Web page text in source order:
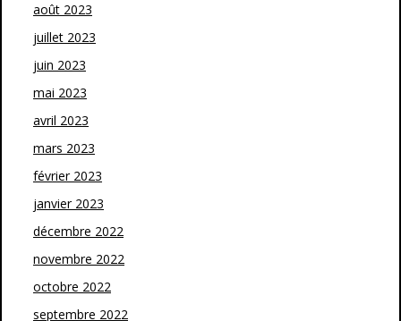
août 2023
juillet 2023
juin 2023
mai 2023
avril 2023
mars 2023
février 2023
janvier 2023
décembre 2022
novembre 2022
octobre 2022
septembre 2022